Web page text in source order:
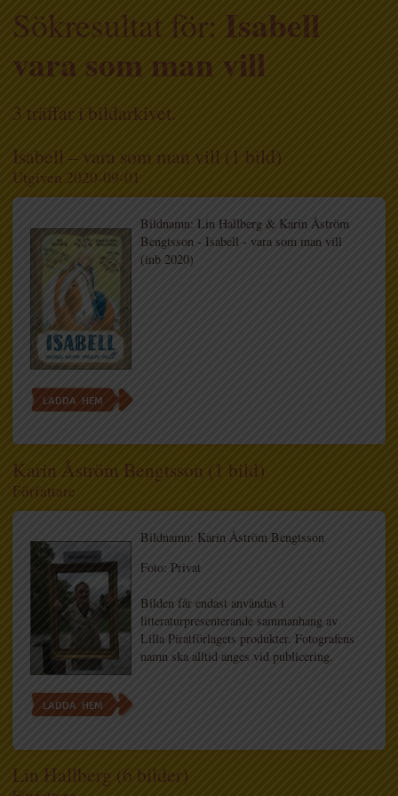
Sökresultat för: Isabell
vara som man vill
3 träffar i bildarkivet.
Isabell – vara som man vill (1 bild)
Utgiven 2020-09-01
LADDA HEM
Bildnamn: Lin Hallberg & Karin Åström
Bengtsson - Isabell - vara som man vill
(inb 2020)
Karin Åström Bengtsson (1 bild)
Författare
LADDA HEM
Bildnamn: Karin Åström Bengtsson
Foto: Privat
Bilden får endast användas i
litteraturpresenterande sammanhang av
Lilla Piratförlagets produkter. Fotografens
namn ska alltid anges vid publicering.
Lin Hallberg (6 bilder)